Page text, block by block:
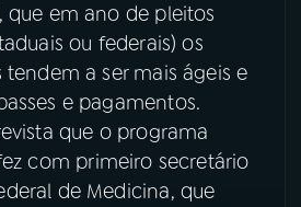
que em ano de pleitos
ou federais) os
a ser mais ágeis e
e pagamentos.
que o programa
com primeiro secretário
de Medicina, que